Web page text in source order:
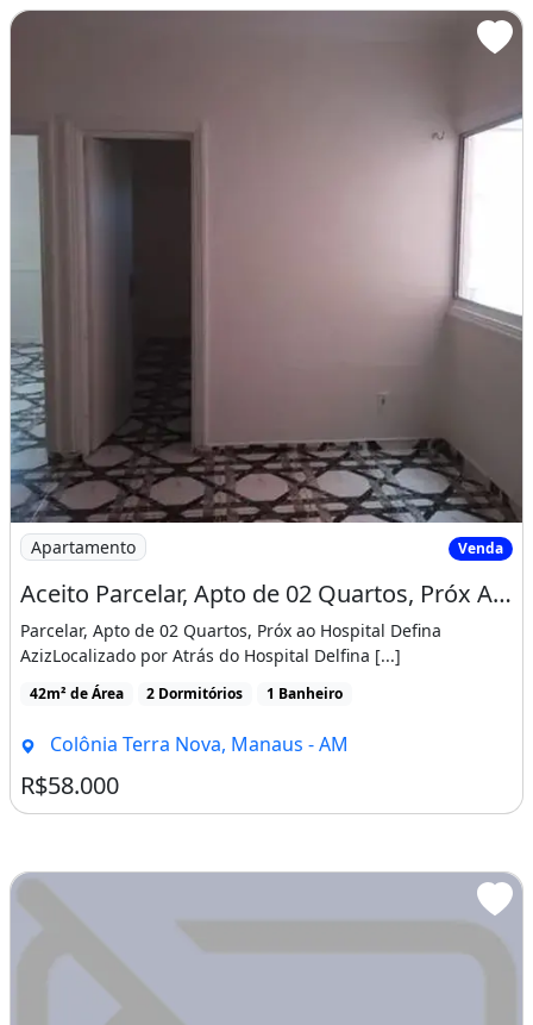
Imagem: Aceito Parcelar, Apto de 02 Quartos, Próx
Apartamento Venda
Aceito Parcelar, Apto de 02 Quartos, Próx Ao Hospital Defina Aziz
Parcelar, Apto de 02 Quartos, Próx ao Hospital Defina
AzizLocalizado por Atrás do Hospital Delfina [...]
42m² de Área 2 Dormitórios 1 Banheiro
Colônia Terra Nova, Manaus - AM
R$58.000